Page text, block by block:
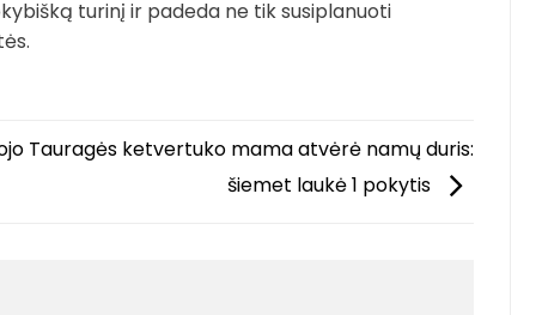
turinį ir padeda ne tik susiplanuoti
Tauragės ketvertuko mama atvėrė namų duris:
šiemet laukė 1 pokytis